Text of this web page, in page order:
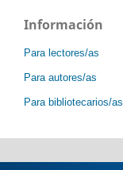
Información
Para lectores/as
Para autores/as
Para bibliotecarios/as